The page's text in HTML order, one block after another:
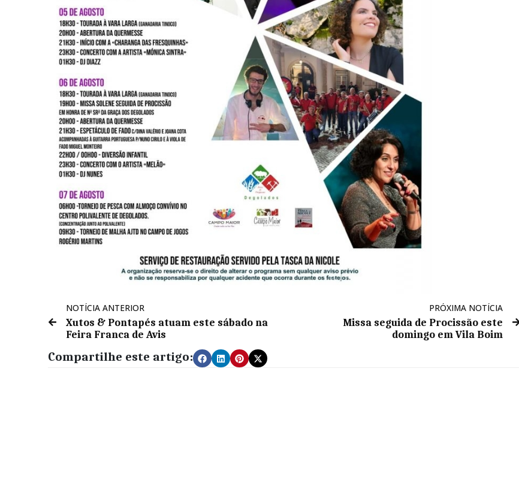
NOTÍCIA ANTERIOR
Xutos & Pontapés atuam este sábado na
Feira Franca de Avis
PRÓXIMA NOTÍCIA
Missa seguida de Procissão este
domingo em Vila Boim
Compartilhe este artigo: